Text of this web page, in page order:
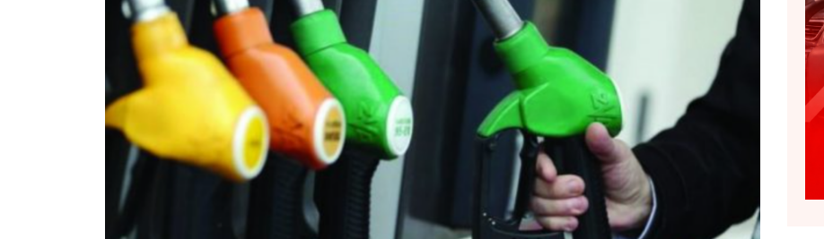
KU E KISHIM FJALEN
LIGJERATE FETARE
PARADITE ME NE
PIKËPAMJE
RECETA E DITES
RELAKS
RETRO JAVORE